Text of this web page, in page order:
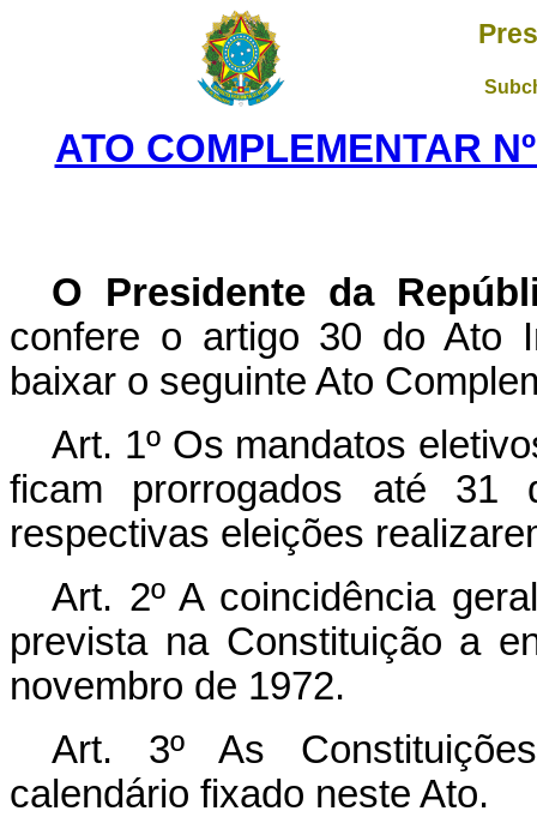
ATO COMPLEMENTAR
O Presidente da
confere o artigo 30 do Ato
baixar o seguinte Ato
Art. 1º Os mandatos
ficam prorrogados até 31
respectivas eleições
Art. 2º A coincidência
prevista na Constituição a
novembro de 1972.
Art. 3º As
calendário fixado neste Ato.